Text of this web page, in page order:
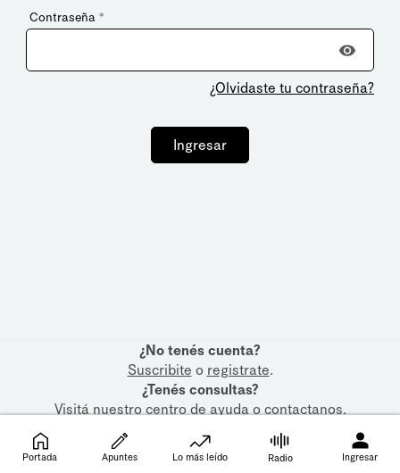
Contraseña *
¿Olvidaste tu contraseña?
Ingresar
¿No tenés cuenta?
Suscribite o registrate.
¿Tenés consultas?
Visitá nuestrocentro de ayudaocontactanos.
Portada Apuntes Lo más leído Radio Ingresar